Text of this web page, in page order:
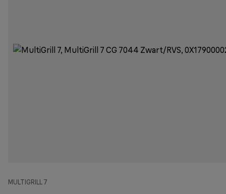
MULTIGRILL 7